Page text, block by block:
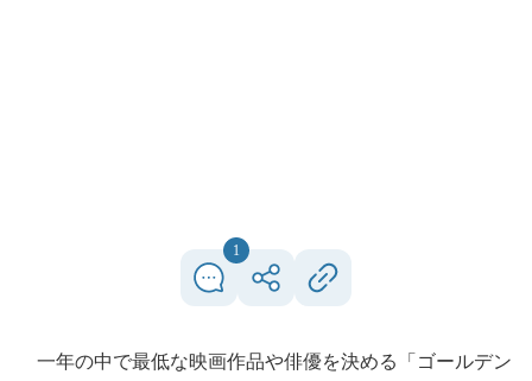
1
一年の中で最低な映画作品や俳優を決める「ゴールデン